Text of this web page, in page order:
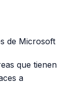
de Microsoft
que tienen
a